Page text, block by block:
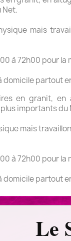
Net.
mais
à 72h00 pour la
partout
en granit,
importants du
mais
à 72h00 pour la
partout
Le